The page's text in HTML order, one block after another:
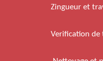
Zingueur et
Verification